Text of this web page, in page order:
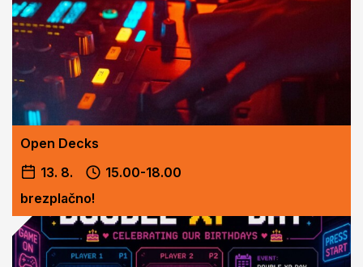
Open Decks
13. 8.
15.00-18.00
brezplačno!